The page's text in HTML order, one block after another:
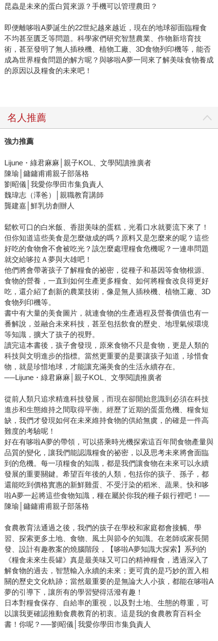
昆蟲是未來的蛋白質來源？手機可以管理農田？
即便離哆啦A夢誕生的22世紀越來越近，現在的地球卻面臨糧食
不均甚至匱乏等問題。科學家們研究智慧農業、作物新培育技
術，甚至發明了無人插秧機、植物工廠、3D食物列印機等，能否
成為世界糧食問題的解方呢？與哆啦A夢一同來了解美味食物養成
的原因以及糧食的未來吧！
名人推薦
強力推薦
Lijune・綠君麻麻│親子KOL、文學閱讀推廣者
陳瑜│鏞鏞甫甫親子部落格
劉昭儀│我愛你學田市集負責人
魏瑋志（澤爸）│親職教育講師
龔建嘉│鮮乳坊創辦人
鬆軟可口的白米飯、香甜美味的蛋糕，光看口水就要流下來了！
但你知道這些美食是怎麼做成的嗎？原料又是怎麼來的呢？這些
好吃的食物會不會被吃光？該怎麼處理糧食危機呢？一連串問題
就交給哆拉Ａ夢與大雄吧！
他們將會帶著孩子了解糧食的祕密，從種子和基因等食物根源、
食物的營養，一直到如何生產更多糧食、如何將糧食改良得更好
吃，還介紹了創新的農業技術，像是無人插秧機、植物工廠、3D
食物列印機等。
書中有大量的美食圖片，就連食物的生產過程及營養價值也有一
番解說，並融合未來科技，甚至包括飲食的歷史、地理氣候環境
等知識，擴大了孩子的視野。
讀完這本書後，孩子會發現，原來食物不只是食物，更是人類的
科技與文明進步的指標。當然更重要的是要讓孩子知道，珍惜食
物，就是珍惜地球，才能讓充滿美食的生活永續存在。
──Lijune・綠君麻麻│親子KOL、文學閱讀推廣者
從前人類只追求精進科技發展，而現在卻開始意識到必須在科技
進步和生態維持之間取得平衡。經歷了近期的蛋蛋危機、糧食短
缺，我們才發現如何在未來維持食物的供給無虞，的確是一件高
難度的考驗呢！
好在有哆啦A夢的帶領，可以搭乘時光機探索這百年間食物產量與
品質的變化，讓我們能認識糧食的祕密，以及思考未來將會面臨
到的危機。每一項糧食的知識，都是我們讓食物在未來可以永續
發展的重要關鍵。希望百年後的人類，包括你的孩子、孫子，都
還能吃到價格實惠的新鮮雞蛋、不受汙染的稻米、蔬果。快和哆
啦A夢一起將這些食物知識，種在屬於你我的種子銀行裡吧！──
陳瑜│鏞鏞甫甫親子部落格
食農教育法通過之後，我們的孩子在學校和家庭都會接觸、學
習、探索更多土地、食物、風土與節令的知識。在老師或家長開
發、設計有趣教案的燒腦階段，【哆啦A夢知識大探索】系列的
《糧食未來生長罐》真是最美味又可口的精神糧食，透過深入了
解食物的過去，智慧輸入永續的未來；更可貴的是巧妙的置入相
關的歷史文化軌跡；當然最重要的是無論大人小孩，都能在哆啦A
夢的引導下，讓所有的學習變得活潑有趣！
日本對糧食保存、自給率的重視，以及對土地、生態的尊重，可
以讓我更確認推動食農教育的初衷。這是我的食農教育百科全
書！你呢？──劉昭儀│我愛你學田市集負責人